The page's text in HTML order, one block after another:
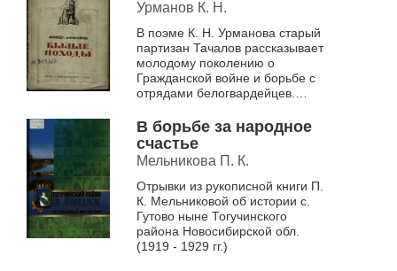
Урманов К. Н.
В поэме К. Н. Урманова старый
партизан Тачалов рассказывает
молодому поколению о
Гражданской войне и борьбе с
отрядами белогвардейцев.
Тачалова, в том числе
издевательства колчаков...
В борьбе за народное
счастье
Мельникова П. К.
Отрывки из рукописной книги П.
К. Мельниковой об истории с.
Гутово ныне Тогучинского
района Новосибирской обл.
(1919 - 1929 гг.)